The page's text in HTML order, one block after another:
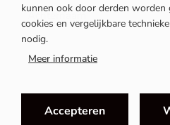
kunnen ook door derden
cookies en vergelijkbare
nodig.
Meer informatie
Accepteren